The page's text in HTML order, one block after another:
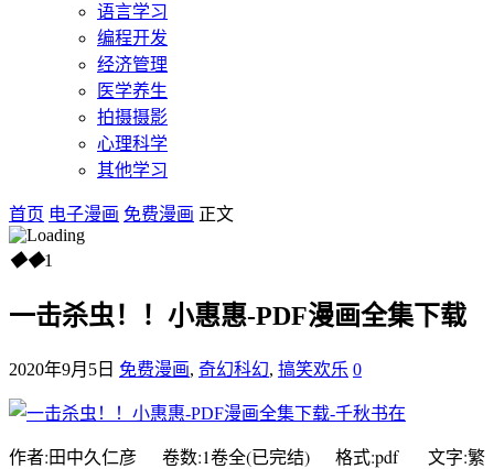
语言学习
编程开发
经济管理
医学养生
拍摄摄影
心理科学
其他学习
首页 电子漫画 免费漫画 正文
◆◆1
一击杀虫！！小惠惠-PDF漫画全集下载
2020年9月5日 免费漫画, 奇幻科幻, 搞笑欢乐 0
作者:田中久仁彦 卷数:1卷全(已完结) 格式:pdf 文字:繁